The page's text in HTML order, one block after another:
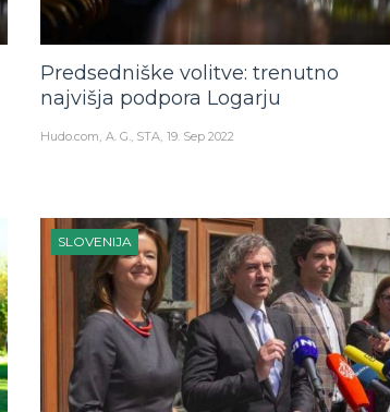
Predsedniške volitve: trenutno
najvišja podpora Logarju
Hudo.com A. G., STA 19. Sep 2022
SLOVENIJA